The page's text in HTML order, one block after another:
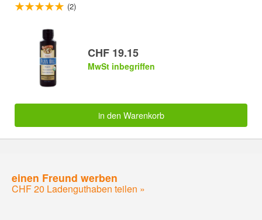
(2)
CHF 19.15
MwSt inbegriffen
in den Warenkorb
einen Freund werben
CHF 20 Ladenguthaben teilen »